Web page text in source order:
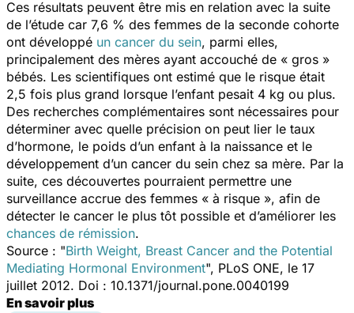
Ces résultats peuvent être mis en relation avec la suite
de l’étude car 7,6 % des femmes de la seconde cohorte
ont développé un cancer du sein, parmi elles,
principalement des mères ayant accouché de « gros »
bébés. Les scientifiques ont estimé que le risque était
2,5 fois plus grand lorsque l’enfant pesait 4 kg ou plus.
Des recherches complémentaires sont nécessaires pour
déterminer avec quelle précision on peut lier le taux
d’hormone, le poids d’un enfant à la naissance et le
développement d’un cancer du sein chez sa mère. Par la
suite, ces découvertes pourraient permettre une
surveillance accrue des femmes « à risque », afin de
détecter le cancer le plus tôt possible et d’améliorer les
chances de rémission.
Source : "Birth Weight, Breast Cancer and the Potential
Mediating Hormonal Environment", PLoS ONE, le 17
juillet 2012. Doi : 10.1371/journal.pone.0040199
En savoir plus